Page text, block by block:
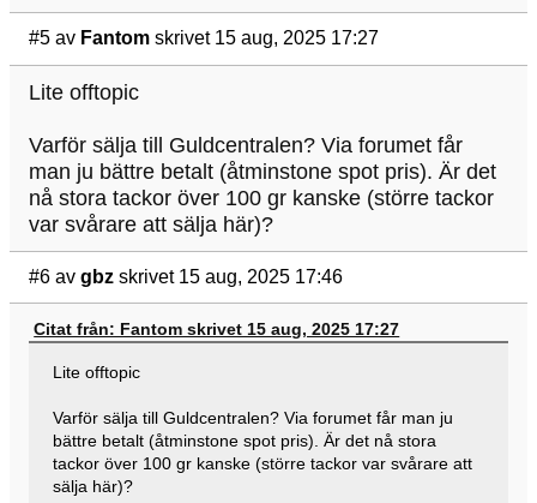
#5 av Fantom skrivet 15 aug, 2025 17:27
Lite offtopic
Varför sälja till Guldcentralen? Via forumet får
man ju bättre betalt (åtminstone spot pris). Är det
nå stora tackor över 100 gr kanske (större tackor
var svårare att sälja här)?
#6 av gbz skrivet 15 aug, 2025 17:46
Citat från: Fantom skrivet 15 aug, 2025 17:27
Lite offtopic
Varför sälja till Guldcentralen? Via forumet får man ju
bättre betalt (åtminstone spot pris). Är det nå stora
tackor över 100 gr kanske (större tackor var svårare att
sälja här)?